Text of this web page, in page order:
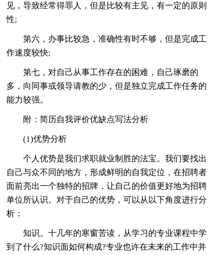
见，导致经常得罪人，但是比较有主见，有一定的原则
性;
第六，办事比较急，准确性有时不够，但是完成工
作速度较快;
第七，对自己从事工作存在的困难，自己琢磨的
多，向同事或领导请教的少，但是独立完成工作任务的
能力较强。
附：简历自我评价优缺点写法分析
(1)优势分析
个人优势是我们求职就业制胜的法宝。我们要找出
自己与众不同的地方，形成鲜明的自我定位，在招聘者
面前亮出一个独特的招牌，让自己的价值更好地为招聘
单位所认识。对于自己的优势，可以从以下角度进行分
析：
知识。十几年的寒窗苦读，从学习的专业课程中学
到了什么?知识面如何构成?专业也许在未来的工作中并